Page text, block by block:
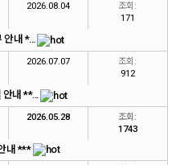
2026.08.04
조회:
171
안내 *...
2026.07.07
조회:
912
안내 **...
2026.05.28
조회:
1743
내 ***